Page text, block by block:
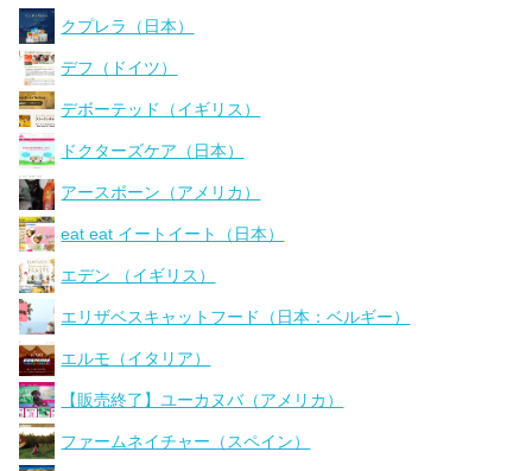
クプレラ（日本）
デフ（ドイツ）
デボーテッド（イギリス）
ドクターズケア（日本）
アースボーン（アメリカ）
eat eat イートイート（日本）
エデン （イギリス）
エリザベスキャットフード（日本：ベルギー）
エルモ（イタリア）
【販売終了】ユーカヌバ（アメリカ）
ファームネイチャー（スペイン）